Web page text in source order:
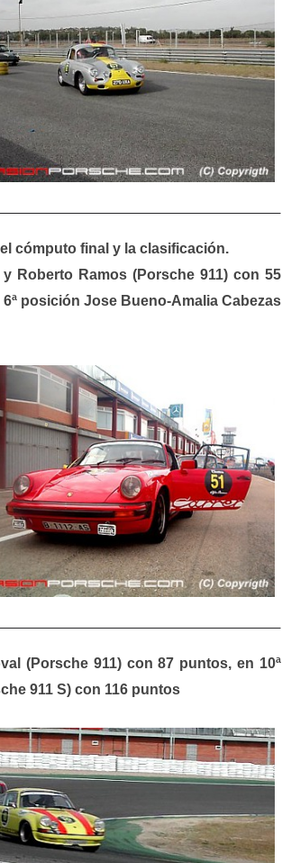
cómputo final y la clasificación.
Roberto Ramos (Porsche 911) con 55
posición Jose Bueno-Amalia Cabezas
(Porsche 911) con 87 puntos, en 10ª
911 S) con 116 puntos